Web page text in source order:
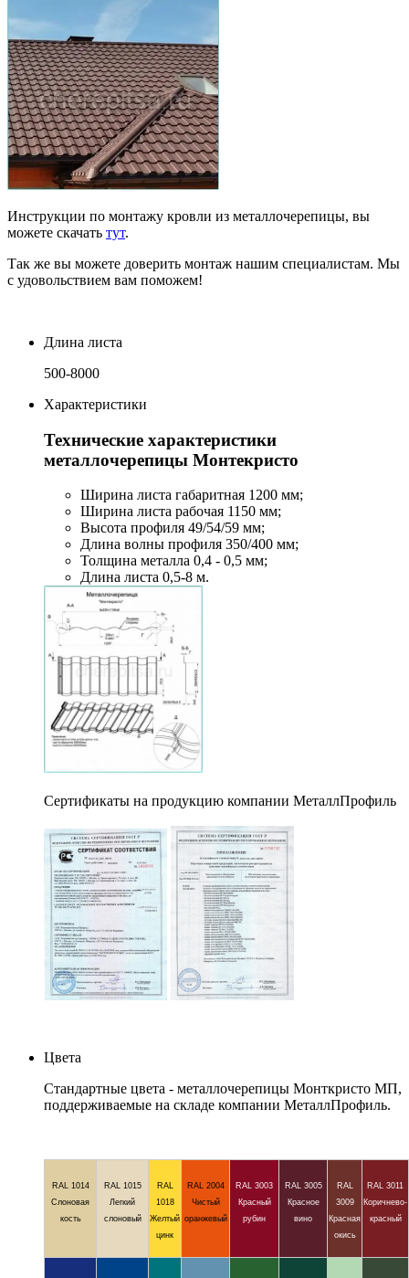
Инструкции по монтажу кровли из металлочерепицы, вы
можете скачать тут.
Так же вы можете доверить монтаж нашим специалистам. Мы
с удовольствием вам поможем!
Длина листа
500-8000
Характеристики
Технические характеристики
металлочерепицы Монтекристо
Ширина листа габаритная 1200 мм;
Ширина листа рабочая 1150 мм;
Высота профиля 49/54/59 мм;
Длина волны профиля 350/400 мм;
Толщина металла 0,4 - 0,5 мм;
Длина листа 0,5-8 м.
Сертификаты на продукцию компании МеталлПрофиль
Цвета
Стандартные цвета - металлочерепицы Монткристо МП,
поддерживаемые на складе компании МеталлПрофиль.
RAL 1014
Слоновая
кость
RAL 1015
Легкий
слоновый
RAL
1018
Желтый
цинк
RAL 2004
Чистый
оранжевый
RAL 3003
Красный
рубин
RAL 3005
Красное
вино
RAL
3009
Красная
окись
RAL 3011
Коричнево-
красный